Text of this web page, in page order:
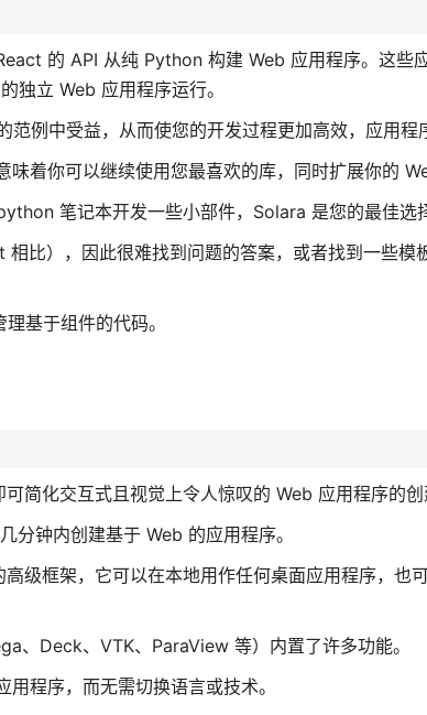
的 API 从纯 Python 构建 Web 应用程序。这些
立 Web 应用程序运行。
例中受益，从而使您的开发过程更加高效，应用程
着你可以继续使用您最喜欢的库，同时扩展你的
笔记本开发一些小部件，Solara 是您的最佳选
比），因此很难找到问题的答案，或者找到一些模
基于组件的代码。
简化交互式且视觉上令人惊叹的 Web 应用程序的创
钟内创建基于 Web 的应用程序。
级框架，它可以在本地用作任何桌面应用程序，也
、Deck、VTK、ParaView 等）内置了许多功能。
程序，而无需切换语言或技术。